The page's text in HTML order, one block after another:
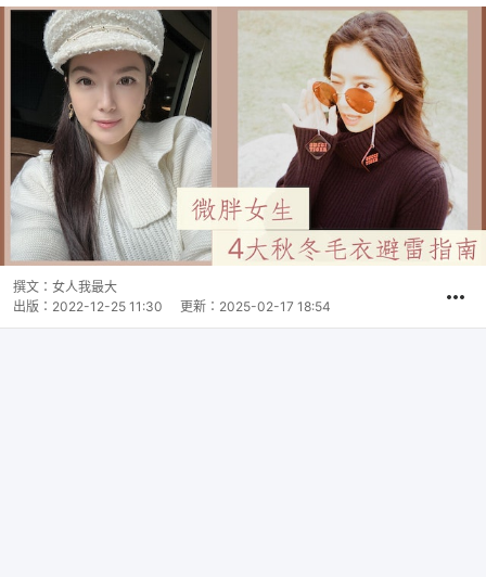
撰文： 女人我最大
出版： 2022-12-25 11:30 更新： 2025-02-17 18:54